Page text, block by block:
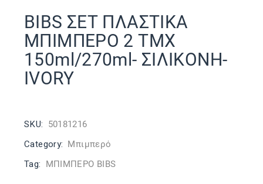
BIBS ΣΕΤ ΠΛΑΣΤΙΚΑ
ΜΠΙΜΠΕΡΟ 2 ΤΜΧ
150ml/270ml- ΣΙΛΙΚΟΝΗ-
IVORY
SKU: 50181216
Category: Μπιμπερό
Tag: ΜΠΙΜΠΕΡΟ BIBS